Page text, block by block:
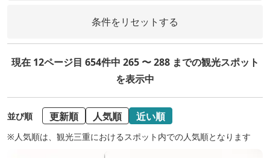
条件をリセットする
現在 12ページ目 654件中 265 〜 288 までの観光スポット
を表示中
並び順 更新順 人気順 近い順
※人気順は、観光三重におけるスポット内での人気順となります